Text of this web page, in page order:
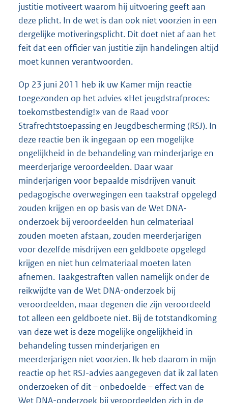
justitie motiveert waarom hij uitvoering geeft aan
deze plicht. In de wet is dan ook niet voorzien in een
dergelijke motiveringsplicht. Dit doet niet af aan het
feit dat een officier van justitie zijn handelingen altijd
moet kunnen verantwoorden.
Op 23 juni 2011 heb ik uw Kamer mijn reactie
toegezonden op het advies «Het jeugdstrafproces:
toekomstbestendig!» van de Raad voor
Strafrechtstoepassing en Jeugdbescherming (RSJ). In
deze reactie ben ik ingegaan op een mogelijke
ongelijkheid in de behandeling van minderjarige en
meerderjarige veroordeelden. Daar waar
minderjarigen voor bepaalde misdrijven vanuit
pedagogische overwegingen een taakstraf opgelegd
zouden krijgen en op basis van de Wet DNA-
onderzoek bij veroordeelden hun celmateriaal
zouden moeten afstaan, zouden meerderjarigen
voor dezelfde misdrijven een geldboete opgelegd
krijgen en niet hun celmateriaal moeten laten
afnemen. Taakgestraften vallen namelijk onder de
reikwijdte van de Wet DNA-onderzoek bij
veroordeelden, maar degenen die zijn veroordeeld
tot alleen een geldboete niet. Bij de totstandkoming
van deze wet is deze mogelijke ongelijkheid in
behandeling tussen minderjarigen en
meerderjarigen niet voorzien. Ik heb daarom in mijn
reactie op het RSJ-advies aangegeven dat ik zal laten
onderzoeken of dit – onbedoelde – effect van de
Wet DNA-onderzoek bij veroordeelden zich in de